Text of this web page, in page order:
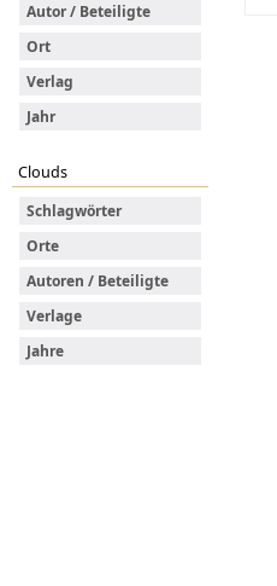
Autor / Beteiligte
Ort
Verlag
Jahr
Clouds
Schlagwörter
Orte
Autoren / Beteiligte
Verlage
Jahre